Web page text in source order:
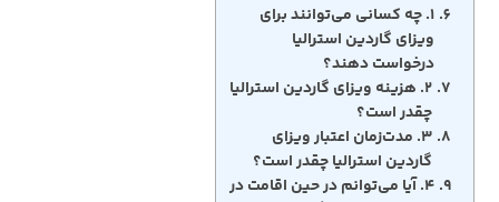
۱. چه کسانی می‌توانند برای
ویزای گاردین استرالیا
درخواست دهند؟
۲. هزینه ویزای گاردین استرالیا
چقدر است؟
۳. مدت‌زمان اعتبار ویزای
گاردین استرالیا چقدر است؟
۴. آیا می‌توانم در حین اقامت در